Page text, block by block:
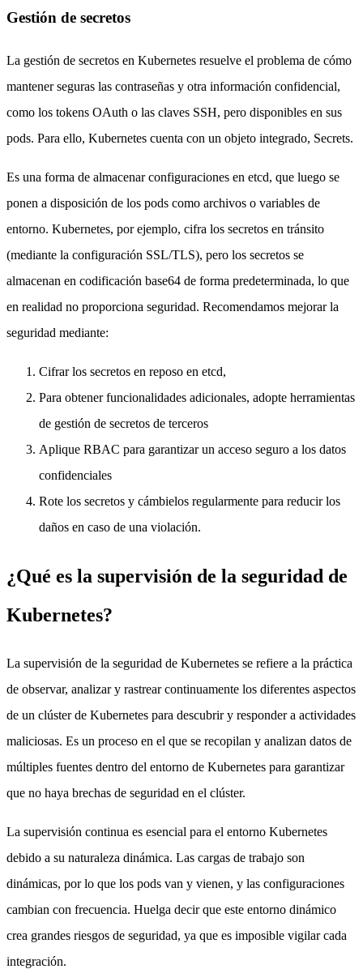
Gestión de secretos
La gestión de secretos en Kubernetes resuelve el problema de cómo
mantener seguras las contraseñas y otra información confidencial,
como los tokens OAuth o las claves SSH, pero disponibles en sus
pods. Para ello, Kubernetes cuenta con un objeto integrado, Secrets.
Es una forma de almacenar configuraciones en etcd, que luego se
ponen a disposición de los pods como archivos o variables de
entorno. Kubernetes, por ejemplo, cifra los secretos en tránsito
(mediante la configuración SSL/TLS), pero los secretos se
almacenan en codificación base64 de forma predeterminada, lo que
en realidad no proporciona seguridad. Recomendamos mejorar la
seguridad mediante:
Cifrar los secretos en reposo en etcd,
Para obtener funcionalidades adicionales, adopte herramientas
de gestión de secretos de terceros
Aplique RBAC para garantizar un acceso seguro a los datos
confidenciales
Rote los secretos y cámbielos regularmente para reducir los
daños en caso de una violación.
¿Qué es la supervisión de la seguridad de
Kubernetes?
La supervisión de la seguridad de Kubernetes se refiere a la práctica
de observar, analizar y rastrear continuamente los diferentes aspectos
de un clúster de Kubernetes para descubrir y responder a actividades
maliciosas. Es un proceso en el que se recopilan y analizan datos de
múltiples fuentes dentro del entorno de Kubernetes para garantizar
que no haya brechas de seguridad en el clúster.
La supervisión continua es esencial para el entorno Kubernetes
debido a su naturaleza dinámica. Las cargas de trabajo son
dinámicas, por lo que los pods van y vienen, y las configuraciones
cambian con frecuencia. Huelga decir que este entorno dinámico
crea grandes riesgos de seguridad, ya que es imposible vigilar cada
integración.